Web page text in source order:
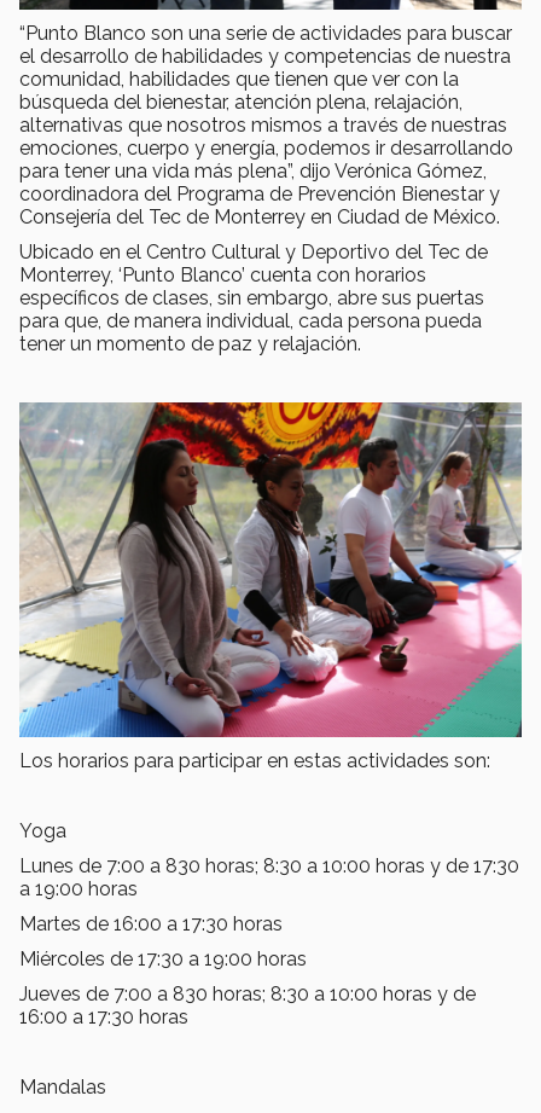
“Punto Blanco son una serie de actividades para buscar
el desarrollo de habilidades y competencias de nuestra
comunidad, habilidades que tienen que ver con la
búsqueda del bienestar, atención plena, relajación,
alternativas que nosotros mismos a través de nuestras
emociones, cuerpo y energía, podemos ir desarrollando
para tener una vida más plena”, dijo Verónica Gómez,
coordinadora del Programa de Prevención Bienestar y
Consejería del Tec de Monterrey en Ciudad de México.
Ubicado en el Centro Cultural y Deportivo del Tec de
Monterrey, ‘Punto Blanco’ cuenta con horarios
específicos de clases, sin embargo, abre sus puertas
para que, de manera individual, cada persona pueda
tener un momento de paz y relajación.
Los horarios para participar en estas actividades son:
Yoga
Lunes de 7:00 a 830 horas; 8:30 a 10:00 horas y de 17:30
a 19:00 horas
Martes de 16:00 a 17:30 horas
Miércoles de 17:30 a 19:00 horas
Jueves de 7:00 a 830 horas; 8:30 a 10:00 horas y de
16:00 a 17:30 horas
Mandalas